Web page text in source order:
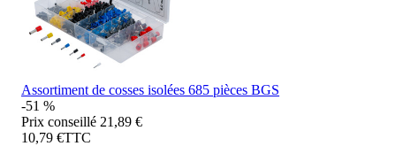
Assortiment de cosses isolées 685 pièces BGS
-51 %
Prix conseillé 21,89 €
10,79 €TTC